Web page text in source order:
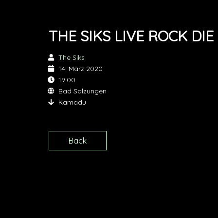
THE SIKS LIVE ROCK DIE
The Siks
14. März 2020
19:00
Bad Salzungen
Kamadu
Back